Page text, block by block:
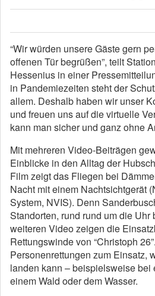
“Wir würden unsere Gäste gern
offenen Tür begrüßen”, teilt
Hessenius in einer
in Pandemiezeiten steht der
allem. Deshalb haben wir unser
und freuen uns auf die virtuelle
kann man sicher und ganz ohne
Mit mehreren Video-Beiträgen
Einblicke in den Alltag der
Film zeigt das Fliegen bei
Nacht mit einem Nachtsichtgerät
System, NVIS). Denn
Standorten, rund rund um die Uhr
weiteren Video zeigen die
Rettungswinde von “Christoph
Personenrettungen zum Einsatz,
landen kann – beispielsweise bei
einem Wald oder dem Wasser.